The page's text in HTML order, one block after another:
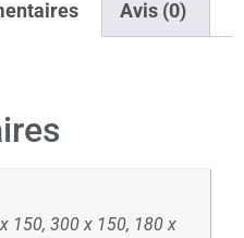
Avis (0)
150, 300 x 150, 180 x